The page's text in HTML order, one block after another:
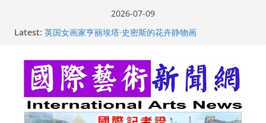
2026-07-09
Latest: “梵心”归处：一场展览 连着攀枝花的千里乡愁
美国人
玛丽安娜·卡拉切娃的绘画：幽默和难以言喻的快乐
苏方 ：“字”得其乐